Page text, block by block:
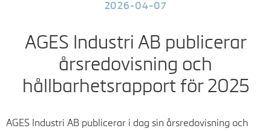
2026-04-07
AGES Industri AB publicerar
årsredovisning och
hållbarhetsrapport för 2025
AGES Industri AB publicerar i dag sin årsredovisning och